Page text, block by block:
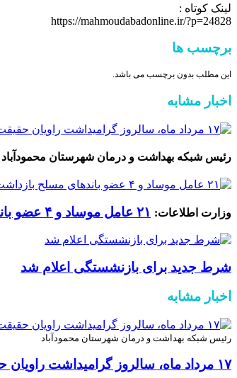
لینک کوتاه :
https://mahmoudabadonline.ir/?p=24828
برچسب ها
این مطلب بدون برچسب می باشد.
اخبار مشابه
رئیس شبکه بهداشت و درمان شهرستان محمودآباد
وزارت اطلاعات: ۲۱ عامل موساد و ۴ عضو باند‌های مسلح بازداشت شدند
شرط جدید برای بازنشستگی اعلام شد
اخبار مشابه
رئیس شبکه بهداشت و درمان شهرستان محمودآباد
۱۷ مرداد ماه، سالروز گرامیداشت راویان حقیقت گرامی باد